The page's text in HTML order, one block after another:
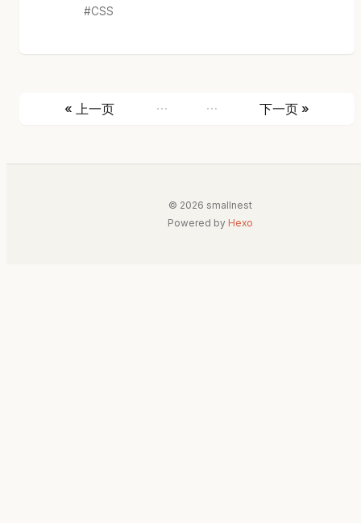
CSS
« 上一页 … … 下一页 »
© 2026 smallnest
Powered by Hexo